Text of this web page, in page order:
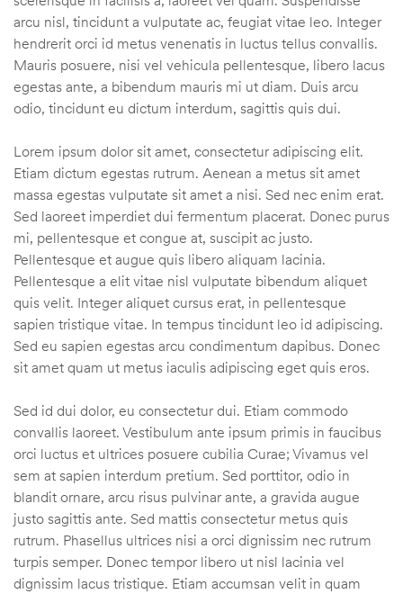
arcu nisl, tincidunt a vulputate ac, feugiat vitae leo. Integer
hendrerit orci id metus venenatis in luctus tellus convallis.
Mauris posuere, nisi vel vehicula pellentesque, libero lacus
egestas ante, a bibendum mauris mi ut diam. Duis arcu
odio, tincidunt eu dictum interdum, sagittis quis dui.
Lorem ipsum dolor sit amet, consectetur adipiscing elit.
Etiam dictum egestas rutrum. Aenean a metus sit amet
massa egestas vulputate sit amet a nisi. Sed nec enim erat.
Sed laoreet imperdiet dui fermentum placerat. Donec purus
mi, pellentesque et congue at, suscipit ac justo.
Pellentesque et augue quis libero aliquam lacinia.
Pellentesque a elit vitae nisl vulputate bibendum aliquet
quis velit. Integer aliquet cursus erat, in pellentesque
sapien tristique vitae. In tempus tincidunt leo id adipiscing.
Sed eu sapien egestas arcu condimentum dapibus. Donec
sit amet quam ut metus iaculis adipiscing eget quis eros.
Sed id dui dolor, eu consectetur dui. Etiam commodo
convallis laoreet. Vestibulum ante ipsum primis in faucibus
orci luctus et ultrices posuere cubilia Curae; Vivamus vel
sem at sapien interdum pretium. Sed porttitor, odio in
blandit ornare, arcu risus pulvinar ante, a gravida augue
justo sagittis ante. Sed mattis consectetur metus quis
rutrum. Phasellus ultrices nisi a orci dignissim nec rutrum
turpis semper. Donec tempor libero ut nisl lacinia vel
dignissim lacus tristique. Etiam accumsan velit in quam